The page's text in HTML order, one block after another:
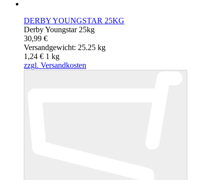
DERBY YOUNGSTAR 25KG
Derby Youngstar 25kg
30,99 €
Versandgewicht: 25.25 kg
1,24 € 1 kg
zzgl. Versandkosten